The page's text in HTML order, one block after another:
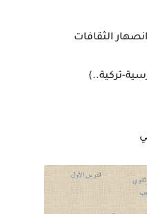
انصهار الثقافات
-تركية..)